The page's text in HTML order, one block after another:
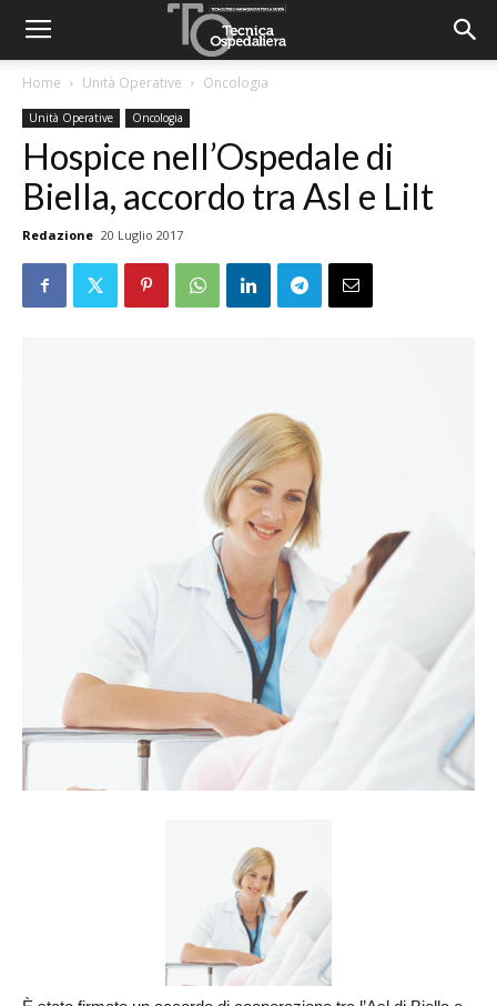
Home Unità Operative Oncologia
Unità Operative Oncologia
Hospice nell’Ospedale di
Biella, accordo tra Asl e Lilt
Redazione 20 Luglio 2017